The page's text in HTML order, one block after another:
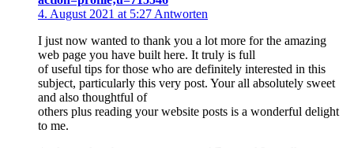
4. August 2021 at 5:27 Antworten
I just now wanted to thank you a lot more for the amazing
web page you have built here. It truly is full
of useful tips for those who are definitely interested in this
subject, particularly this very post. Your all absolutely sweet
and also thoughtful of
others plus reading your website posts is a wonderful delight
to me.